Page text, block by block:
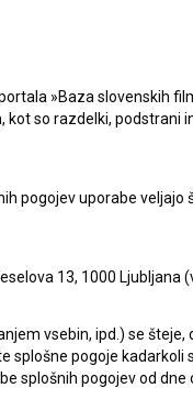
prireditveDnevi
filmskima
2018. Slovenski
»Baza slovenskih
so razdelki, podstrani
pogojev uporabe veljajo
13, 1000 Ljubljana
vsebin, ipd.) se šteje,
splošne pogoje
splošnih pogojev od